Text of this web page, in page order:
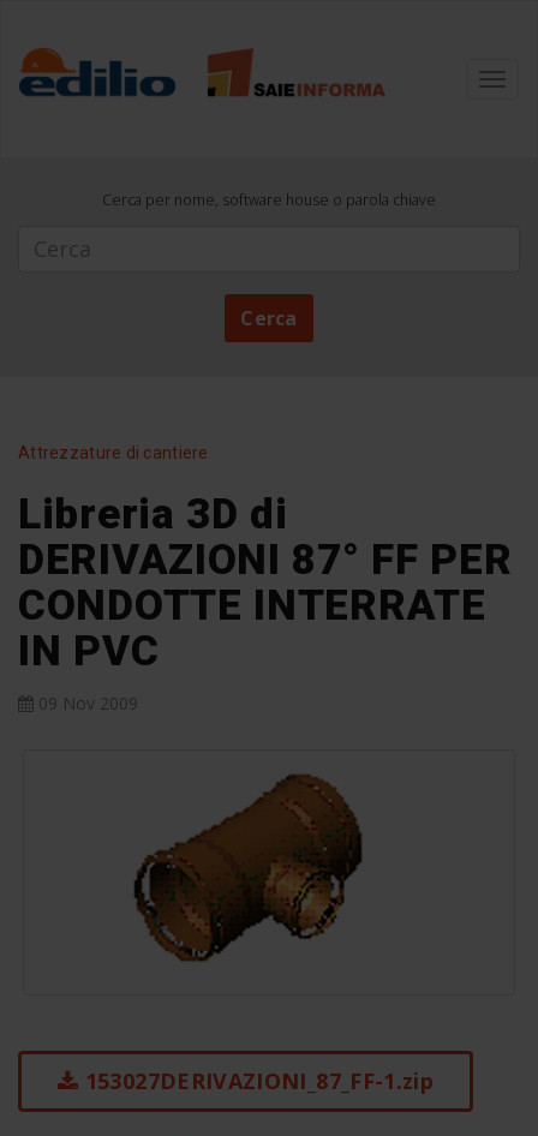
Cerca per nome, software house o parola chiave
Cerca
Attrezzature di cantiere
Libreria 3D di
DERIVAZIONI 87° FF PER
CONDOTTE INTERRATE
IN PVC
09 Nov 2009
153027DERIVAZIONI_87_FF-1.zip